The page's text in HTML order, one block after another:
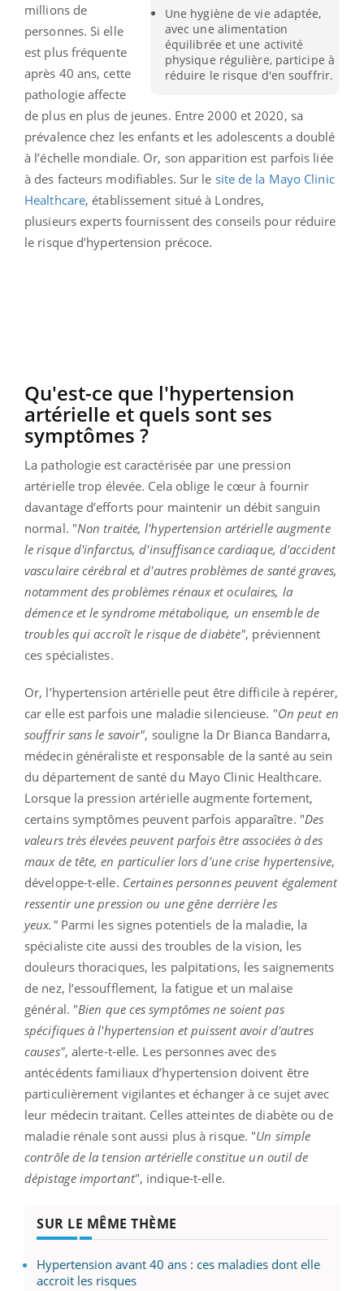
Une hygiène de vie adaptée,
avec une alimentation
équilibrée et une activité
physique régulière, participe à
réduire le risque d'en souffrir.
millions de
personnes. Si elle
est plus fréquente
après 40 ans, cette
pathologie affecte
de plus en plus de jeunes. Entre 2000 et 2020, sa
prévalence chez les enfants et les adolescents a doublé
à l’échelle mondiale. Or, son apparition est parfois liée
à des facteurs modifiables. Sur le site de la Mayo Clinic
Healthcare, établissement situé à Londres,
plusieurs experts fournissent des conseils pour réduire
le risque d’hypertension précoce.
Qu'est-ce que l'hypertension
artérielle et quels sont ses
symptômes ?
La pathologie est caractérisée par une pression
artérielle trop élevée. Cela oblige le cœur à fournir
davantage d’efforts pour maintenir un débit sanguin
normal. "Non traitée, l'hypertension artérielle augmente
le risque d'infarctus, d'insuffisance cardiaque, d'accident
vasculaire cérébral et d'autres problèmes de santé graves,
notamment des problèmes rénaux et oculaires, la
démence et le syndrome métabolique, un ensemble de
troubles qui accroît le risque de diabète", préviennent
ces spécialistes.
Or, l’hypertension artérielle peut être difficile à repérer,
car elle est parfois une maladie silencieuse. "On peut en
souffrir sans le savoir", souligne la Dr Bianca Bandarra,
médecin généraliste et responsable de la santé au sein
du département de santé du Mayo Clinic Healthcare.
Lorsque la pression artérielle augmente fortement,
certains symptômes peuvent parfois apparaître. "Des
valeurs très élevées peuvent parfois être associées à des
maux de tête, en particulier lors d'une crise hypertensive,
développe-t-elle. Certaines personnes peuvent également
ressentir une pression ou une gêne derrière les
yeux."Parmi les signes potentiels de la maladie, la
spécialiste cite aussi des troubles de la vision, les
douleurs thoraciques, les palpitations, les saignements
de nez, l’essoufflement, la fatigue et un malaise
général. "Bien que ces symptômes ne soient pas
spécifiques à l'hypertension et puissent avoir d'autres
causes", alerte-t-elle. Les personnes avec des
antécédents familiaux d’hypertension doivent être
particulièrement vigilantes et échanger à ce sujet avec
leur médecin traitant. Celles atteintes de diabète ou de
maladie rénale sont aussi plus à risque. "Un simple
contrôle de la tension artérielle constitue un outil de
dépistage important", indique-t-elle.
SUR LE MÊME THÈME
Hypertension avant 40 ans : ces maladies dont elle
accroit les risques